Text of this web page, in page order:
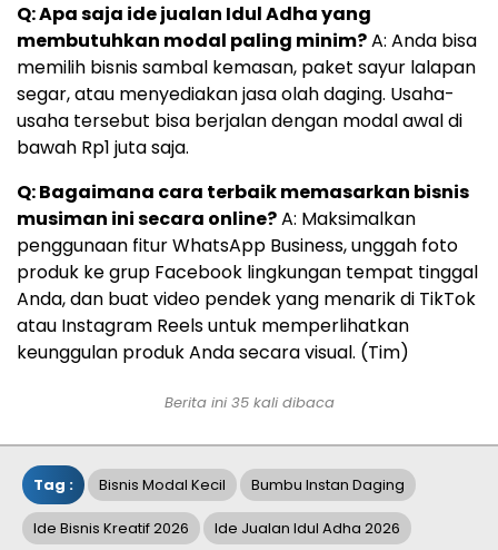
Q: Apa saja ide jualan Idul Adha yang
membutuhkan modal paling minim?A: Anda bisa
memilih bisnis sambal kemasan, paket sayur lalapan
segar, atau menyediakan jasa olah daging. Usaha-
usaha tersebut bisa berjalan dengan modal awal di
bawah Rp1 juta saja.
Q: Bagaimana cara terbaik memasarkan bisnis
musiman ini secara online?A: Maksimalkan
penggunaan fitur WhatsApp Business, unggah foto
produk ke grup Facebook lingkungan tempat tinggal
Anda, dan buat video pendek yang menarik di TikTok
atau Instagram Reels untuk memperlihatkan
keunggulan produk Anda secara visual. (Tim)
Berita ini 35 kali dibaca
Tag : Bisnis Modal Kecil Bumbu Instan Daging
Ide Bisnis Kreatif 2026 Ide Jualan Idul Adha 2026